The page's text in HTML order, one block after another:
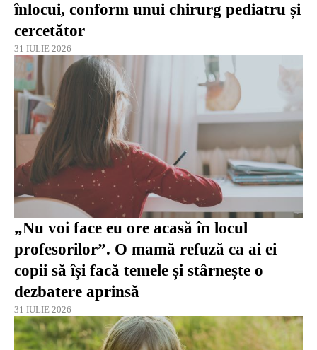
înlocui, conform unui chirurg pediatru și
cercetător
31 IULIE 2026
„Nu voi face eu ore acasă în locul
profesorilor”. O mamă refuză ca ai ei
copii să își facă temele și stârnește o
dezbatere aprinsă
31 IULIE 2026